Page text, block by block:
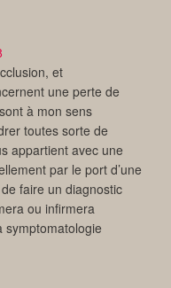
et
une perte de
à mon sens
toutes sorte de
appartient avec une
par le port d’une
faire un diagnostic
ou infirmera
symptomatologie